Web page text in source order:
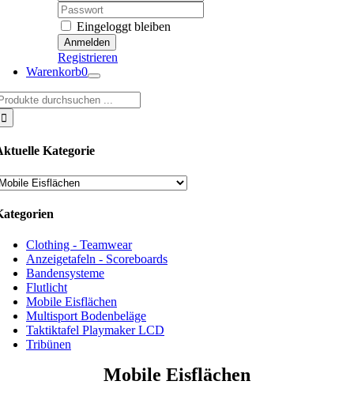
Password:
Eingeloggt bleiben
Registrieren
Warenkorb0
Kategorie
Clothing - Teamwear
Anzeigetafeln - Scoreboards
Bandensysteme
Flutlicht
Mobile Eisflächen
Multisport Bodenbeläge
Taktiktafel Playmaker LCD
Tribünen
Mobile Eisflächen